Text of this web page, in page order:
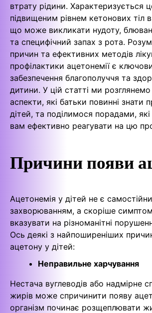
втрату рідини. Характеризується
підвищеним рівнем кетонових тіл в
що може викликати нудоту,
та специфічний запах з рота.
причин та ефективних методів
профілактики ацетонемії є
забезпечення благополуччя та
дитини. У цій статті ми розглянемо
аспекти, які батьки повинні знати
дітей, та поділимося порадами,
вам ефективно реагувати на цю
Причини появи
Ацетонемія у дітей не є
захворюванням, а скоріше
вказувати на різноманітні
Ось деякі з найпоширеніших
ацетону у дітей:
Неправильне харчування
Нестача вуглеводів або надмірне
жирів може спричинити появу
організм починає розщеплювати